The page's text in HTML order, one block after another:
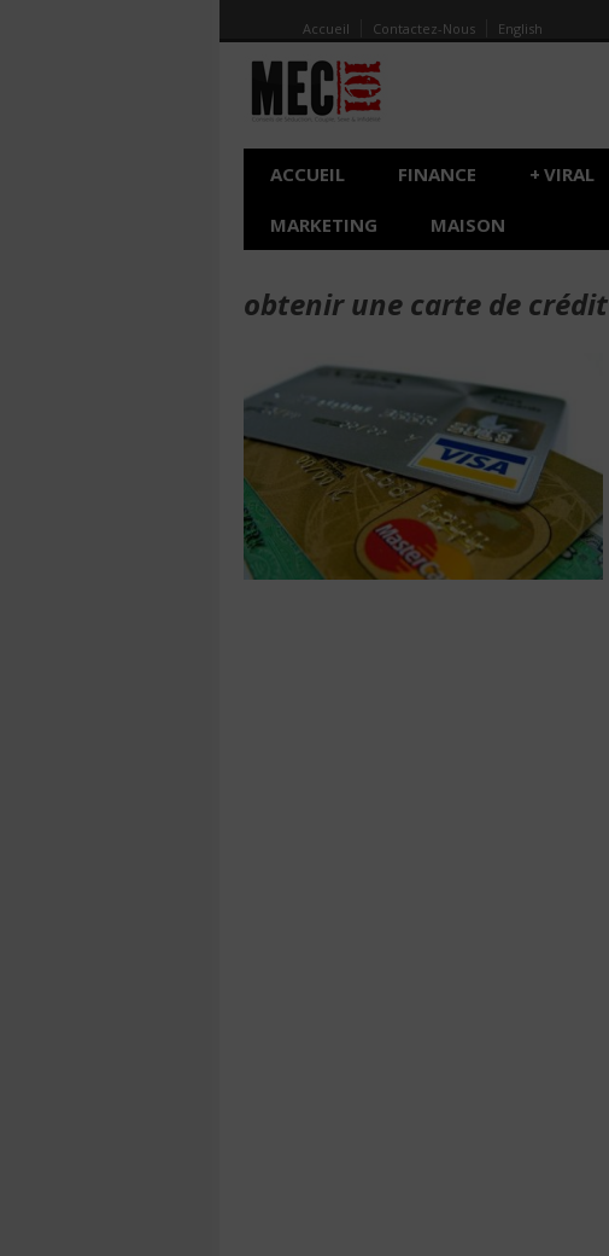
Accueil Contactez-Nous English
ACCUEIL FINANCE VIRAL
+
MARKETING MAISON
obtenir une carte de crédit